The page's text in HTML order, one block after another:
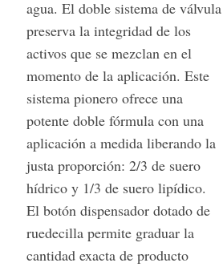
agua. El doble sistema de válvula
preserva la integridad de los
activos que se mezclan en el
momento de la aplicación. Este
sistema pionero ofrece una
potente doble fórmula con una
aplicación a medida liberando la
justa proporción: 2/3 de suero
hídrico y 1/3 de suero lipídico.
El botón dispensador dotado de
ruedecilla permite graduar la
cantidad exacta de producto